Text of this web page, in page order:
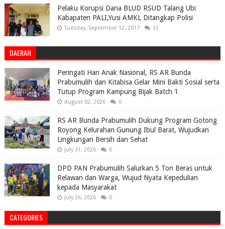
Pelaku Korupsi Dana BLUD RSUD Talang Ubi
Kabapaten PALI,Yusi AMKL Ditangkap Polisi
Tuesday, September 12, 2017 32
DAERAH
Peringati Hari Anak Nasional, RS AR Bunda
Prabumulih dan Kitabisa Gelar Mini Bakti Sosial serta
Tutup Program Kampung Bijak Batch 1
August 02, 2026 0
RS AR Bunda Prabumulih Dukung Program Gotong
Royong Kelurahan Gunung Ibul Barat, Wujudkan
Lingkungan Bersih dan Sehat
July 31, 2026 0
DPD PAN Prabumulih Salurkan 5 Ton Beras untuk
Relawan dan Warga, Wujud Nyata Kepedulian
kepada Masyarakat
July 26, 2026 0
CATEGORIES